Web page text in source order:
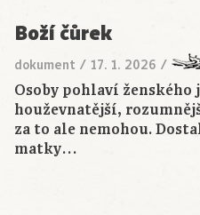
Boží čůrek
dokument / 17. 1. 2026 /
Osoby pohlaví ženského
houževnatější,
za to ale nemohou.
matky…